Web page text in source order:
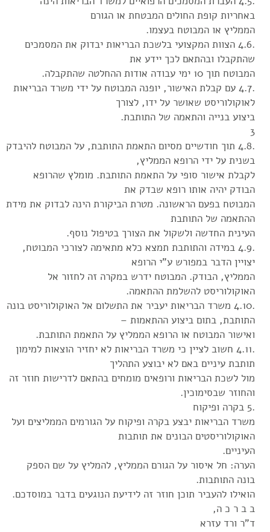
באחריות קופת החולים המבטחת או הגורם
הממליץ או המבוטח בעצמו.
.4.6 הצוות המקצועי בלשכת הבריאות יבדוק את המסמכים
שהתקבלו ובהתאם לכך יידע את
המבוטח תוך 10 ימי עבודה אודות ההחלטה שהתקבלה.
.4.7 עם קבלת האישור, יופנה המבוטח על ידי משרד הבריאות
לאוקולוריסט שאושר על ידו, לצורך
ביצוע בנייה והתאמה של התותבת.
3
.4.8 תוך חודשיים מסיום התאמת התותבת, על המבוטח להיבדק
בשנית על ידי הרופא הממליץ,
לקבלת אישור סופי על התאמת התותבת. מומלץ שהרופא
הבודק יהיה אותו רופא שבדק את
המבוטח בפעם הראשונה. מטרת הביקורת הינה לבדוק את מידת
ההתאמה של התותבת
העינית החדשה ולשקול את הצורך בטיפול נוסף.
.4.9 במידה והתותבת תמצא כלא מתאימה לצורכי המבוטח,
יצויין הדבר במפורש ע"י הרופא
הממליץ, הבודק. המבוטח ידרש במקרה זה לחזור אל
האוקולוריסט להשלמת ההתאמה.
.4.10 משרד הבריאות יעביר את התשלום אל האוקולוריסט בונה
התותבת, בתום ביצוע ההתאמות –
ואישור המבוטח או הרופא הממליץ על התאמת התותבת.
.4.11 חשוב לציין כי משרד הבריאות לא יחזיר הוצאות למימון
תותבת עיניים באם לא יבוצע התהליך
מול לשכת הבריאות ורופאים מומחים בהתאם לדרישות חוזר זה
והחוזר שבסימוכין.
.5 בקרה ופיקוח
משרד הבריאות יבצע בקרה ופיקוח על הגורמים הממליצים ועל
האוקולוריסטים הבונים את תותבות
העיניים.
הערה: חל איסור על הגורם הממליץ, להמליץ על שם הספק
בונה התותבות.
הואילו להעביר תוכן חוזר זה לידיעת הנוגעים בדבר במוסדכם.
ב ב ר כ ה,
ד"ר ורד עזרא